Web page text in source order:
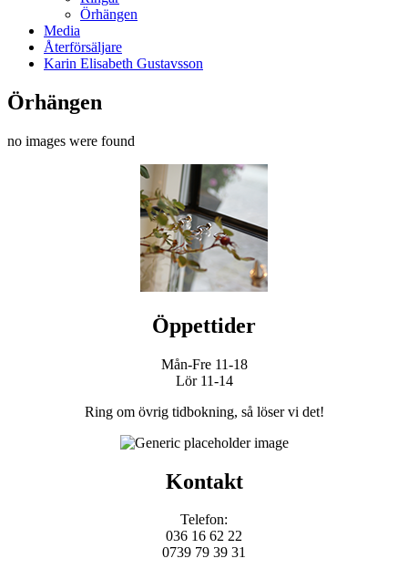
Örhängen
Media
Återförsäljare
Karin Elisabeth Gustavsson
Örhängen
no images were found
Öppettider
Mån-Fre 11-18
Lör 11-14
Ring om övrig tidbokning, så löser vi det!
Kontakt
Telefon:
036 16 62 22
0739 79 39 31